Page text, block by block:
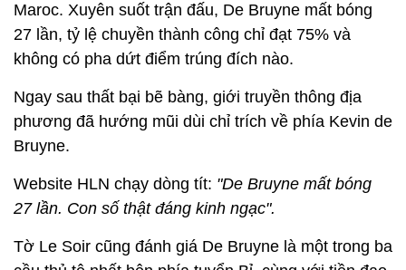
Maroc. Xuyên suốt trận đấu, De Bruyne mất bóng
27 lần, tỷ lệ chuyền thành công chỉ đạt 75% và
không có pha dứt điểm trúng đích nào.
Ngay sau thất bại bẽ bàng, giới truyền thông địa
phương đã hướng mũi dùi chỉ trích về phía Kevin de
Bruyne.
Website HLN chạy dòng tít: "De Bruyne mất bóng
27 lần. Con số thật đáng kinh ngạc".
Tờ Le Soir cũng đánh giá De Bruyne là một trong ba